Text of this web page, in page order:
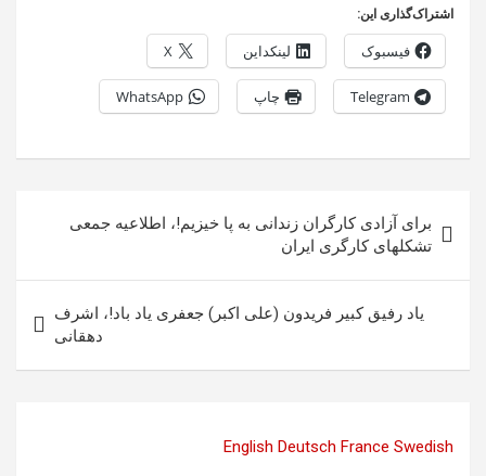
اشتراک‌گذاری این:
فیسبوک لینکداین X
Telegram چاپ WhatsApp
راهبری
نوشته
برای آزادی کارگران زندانی به پا خیزیم!، اطلاعیه جمعی
تشکلهای کارگری ایران
یاد رفیق کبیر فریدون (علی اکبر) جعفری یاد باد!، اشرف
دهقانی
English Deutsch France Swedish